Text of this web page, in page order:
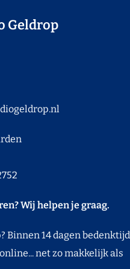
Geldrop
Wij helpen je graag.
Binnen 14 dagen bedenktijd
net zo makkelijk als